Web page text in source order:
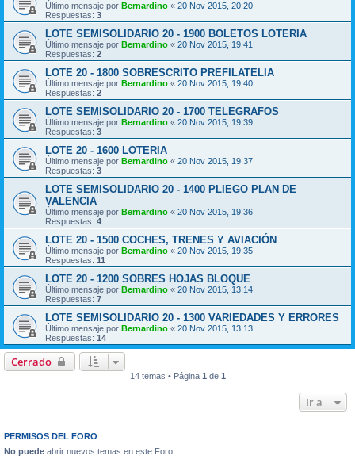
Último mensaje por Bernardino « 20 Nov 2015, 20:20
Respuestas: 3
LOTE SEMISOLIDARIO 20 - 1900 BOLETOS LOTERIA
Último mensaje por Bernardino « 20 Nov 2015, 19:41
Respuestas: 2
LOTE 20 - 1800 SOBRESCRITO PREFILATELIA
Último mensaje por Bernardino « 20 Nov 2015, 19:40
Respuestas: 2
LOTE SEMISOLIDARIO 20 - 1700 TELEGRAFOS
Último mensaje por Bernardino « 20 Nov 2015, 19:39
Respuestas: 3
LOTE 20 - 1600 LOTERIA
Último mensaje por Bernardino « 20 Nov 2015, 19:37
Respuestas: 3
LOTE SEMISOLIDARIO 20 - 1400 PLIEGO PLAN DE
VALENCIA
Último mensaje por Bernardino « 20 Nov 2015, 19:36
Respuestas: 4
LOTE 20 - 1500 COCHES, TRENES Y AVIACIÓN
Último mensaje por Bernardino « 20 Nov 2015, 19:35
Respuestas: 11
LOTE 20 - 1200 SOBRES HOJAS BLOQUE
Último mensaje por Bernardino « 20 Nov 2015, 13:14
Respuestas: 7
LOTE SEMISOLIDARIO 20 - 1300 VARIEDADES Y ERRORES
Último mensaje por Bernardino « 20 Nov 2015, 13:13
Respuestas: 14
Cerrado
14 temas • Página 1 de 1
Ir a
PERMISOS DEL FORO
No puede abrir nuevos temas en este Foro